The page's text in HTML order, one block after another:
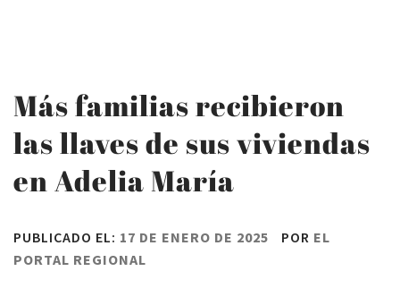
Más familias recibieron
las llaves de sus viviendas
en Adelia María
PUBLICADO EL: 17 DE ENERO DE 2025 POR EL
PORTAL REGIONAL